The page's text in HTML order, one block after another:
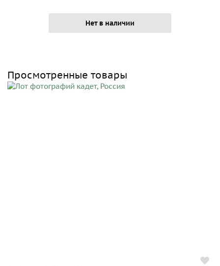
Нет в наличии
Просмотренные товары